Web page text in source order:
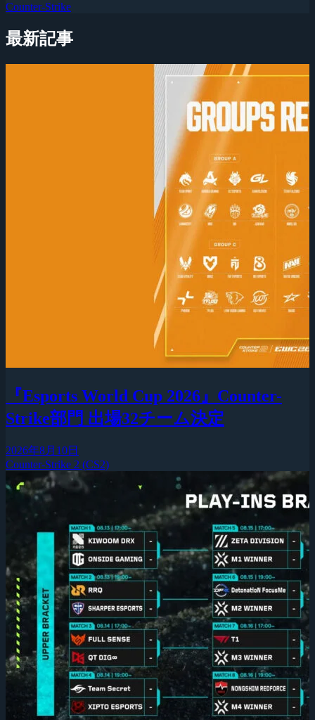
Counter-Strike
最新記事
『Esports World Cup 2026』Counter-
Strike部門 出場32チーム決定
2026年8月10日
Counter-Strike 2 (CS2)